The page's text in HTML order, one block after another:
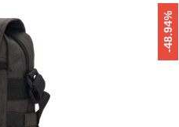
-48.94%